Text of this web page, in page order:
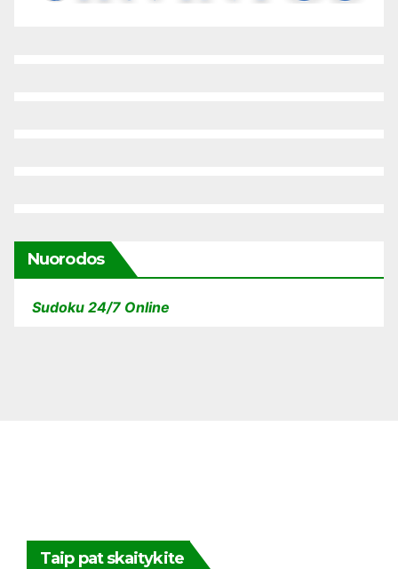
Nuorodos
Sudoku 24/7 Online
Taip pat skaitykite